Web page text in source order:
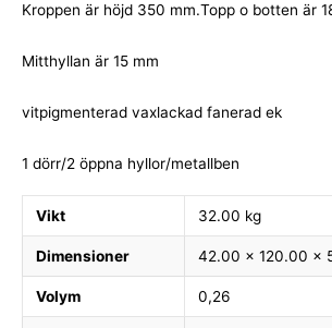
Kroppen är höjd 350 mm.Topp o botten är
Mitthyllan är 15 mm
vitpigmenterad vaxlackad fanerad ek
1 dörr/2 öppna hyllor/metallben
Vikt 32.00 kg
Dimensioner 42.00 × 120.00 ×
Volym 0,26